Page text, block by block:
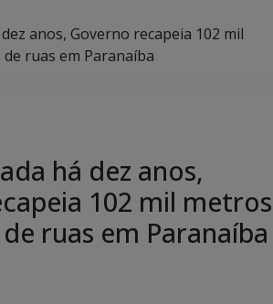
anos, Governo recapeia 102 mil
ruas em Paranaíba
há dez anos,
102 mil metros
ruas em Paranaíba